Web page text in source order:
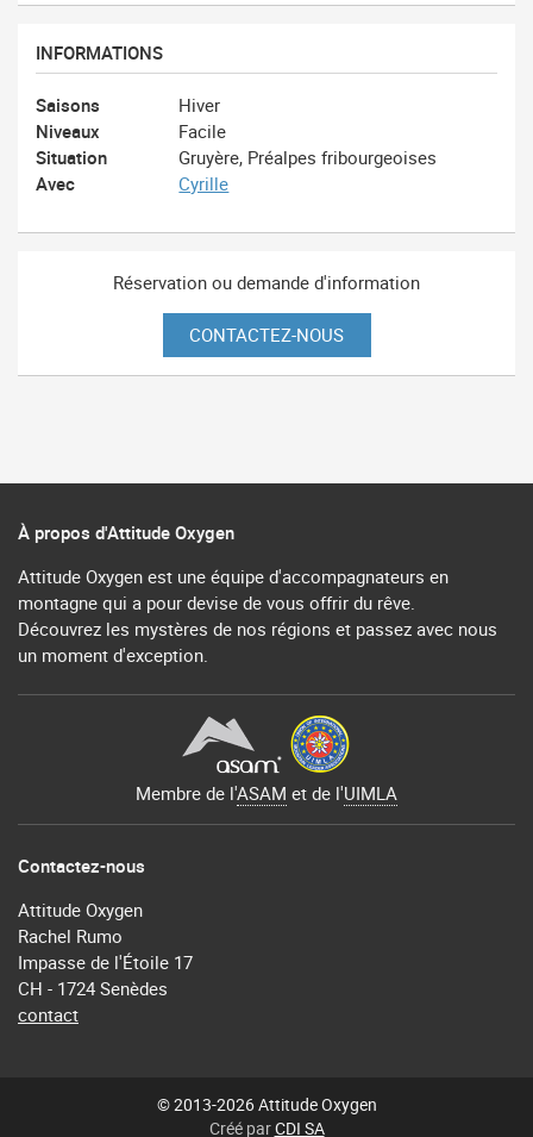
INFORMATIONS
Saisons
Hiver
Niveaux
Facile
Situation
Gruyère, Préalpes fribourgeoises
Avec
Cyrille
Réservation ou demande d'information
CONTACTEZ-NOUS
À propos d'Attitude Oxygen
Attitude Oxygen est une équipe d'accompagnateurs en
montagne qui a pour devise de vous offrir du rêve.
Découvrez les mystères de nos régions et passez avec nous
un moment d'exception.
Membre de l'ASAM et de l'UIMLA
Contactez-nous
Attitude Oxygen
Rachel Rumo
Impasse de l'Étoile 17
CH - 1724 Senèdes
contact
© 2013-2026 Attitude Oxygen
Créé parCDI SA